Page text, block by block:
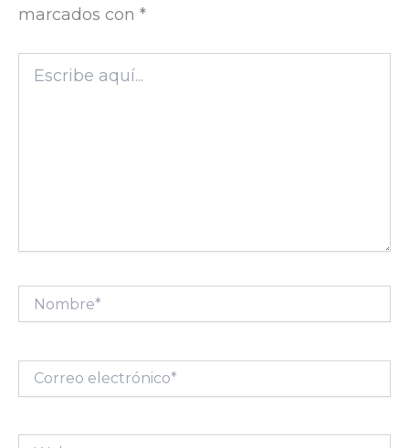
marcados con *
aquí...
Nombre*
Correo
electrónico*